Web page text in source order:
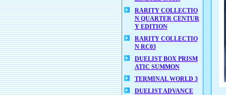
RARITY COLLECTIO
N QUARTER CENTUR
Y EDITION
RARITY COLLECTIO
N RC03
DUELIST BOX PRISM
ATIC SUMMON
TERMINAL WORLD 3
DUELIST ADVANCE